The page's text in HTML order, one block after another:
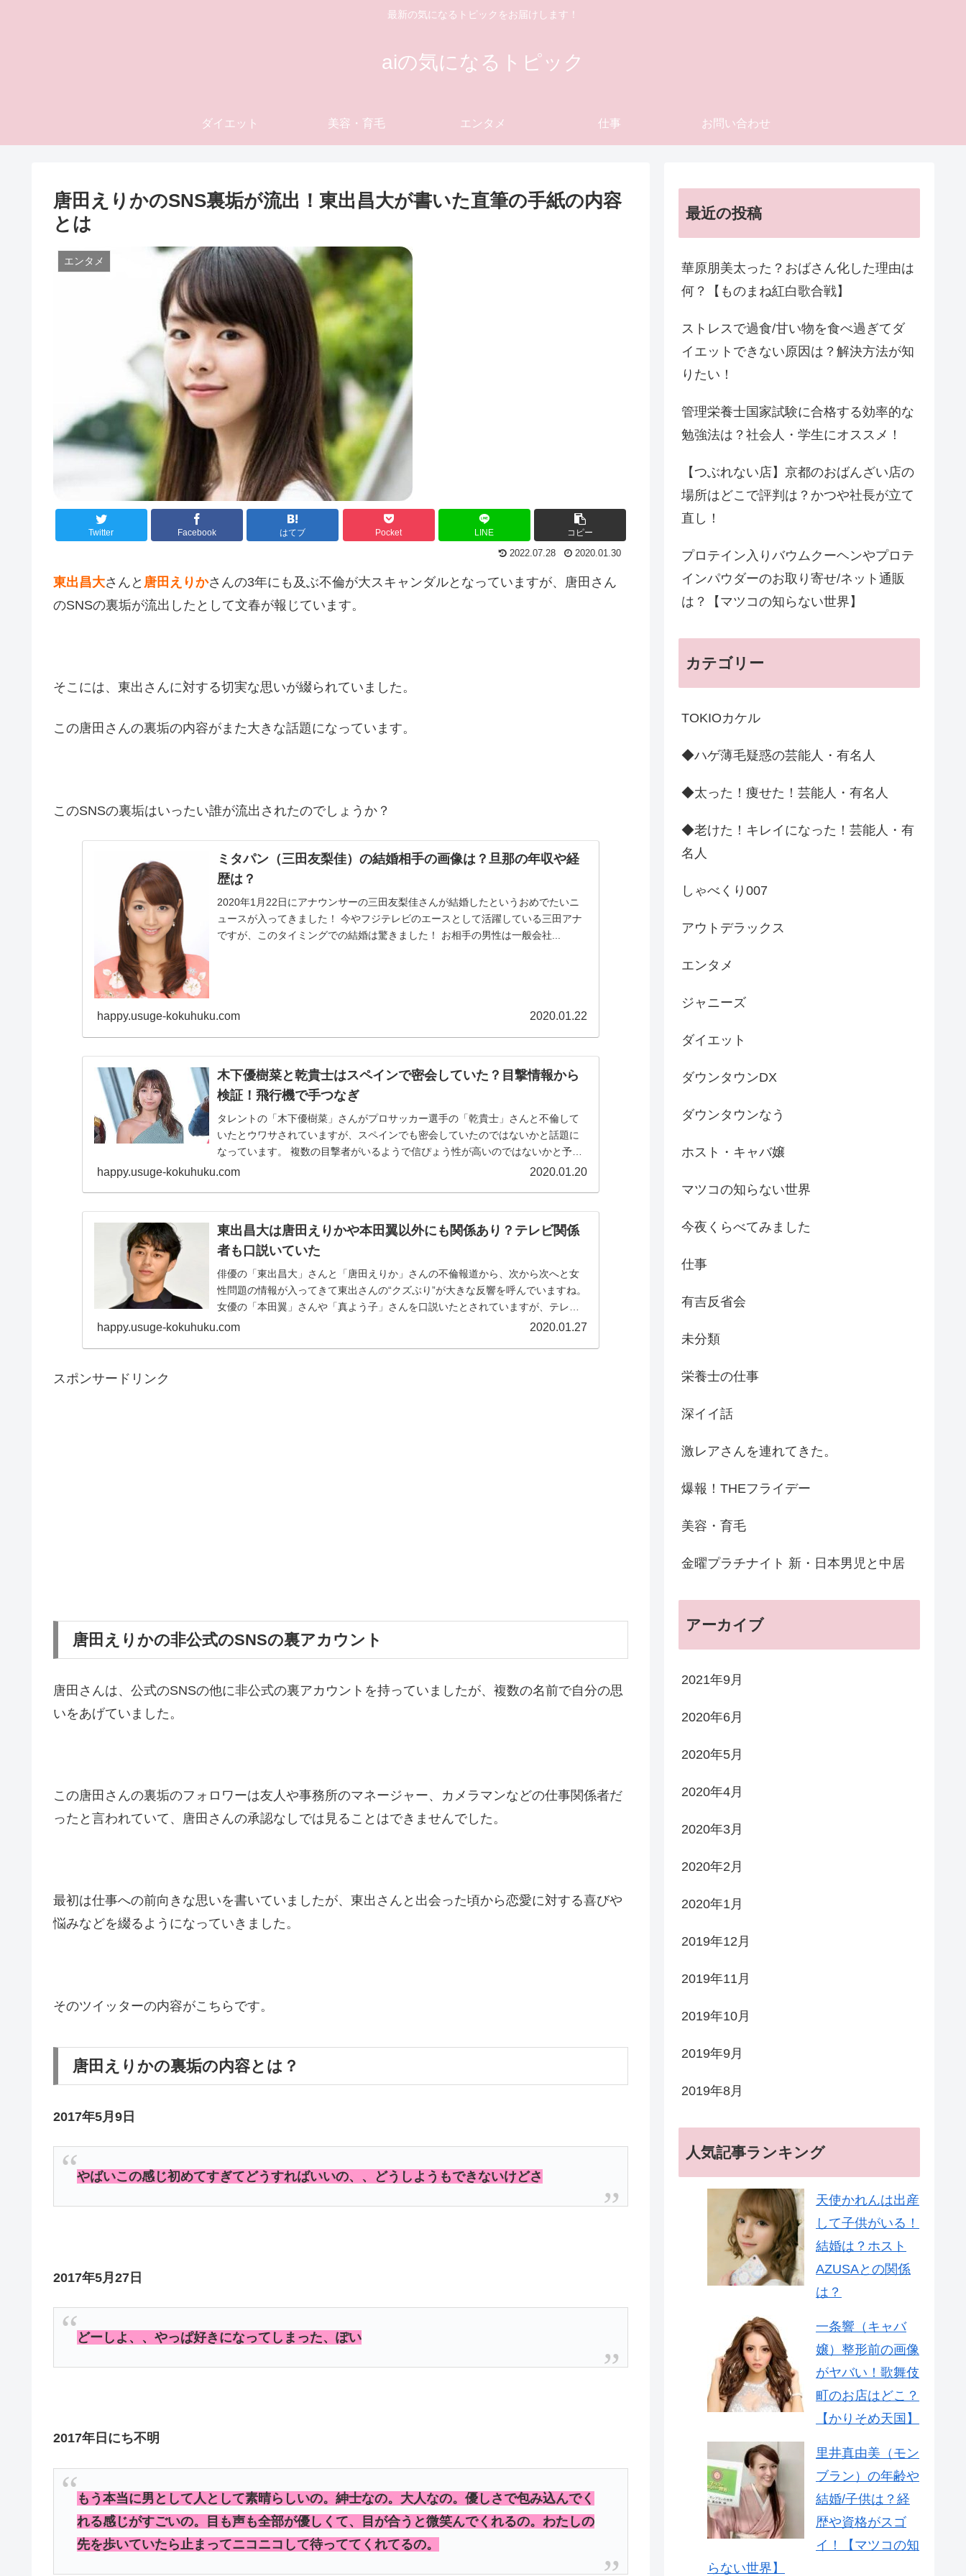
最新の気になるトピックをお届けします！
aiの気になるトピック
ダイエット 美容・育毛 エンタメ 仕事 お問い合わせ
唐田えりかのSNS裏垢が流出！東出昌大が書いた直筆の手紙の内容
とは
エンタメ
Twitter Facebook はてブ Pocket LINE コピー
2022.07.28 2020.01.30
東出昌大さんと 唐田えりかさんの3年にも及ぶ不倫が大スキャンダルとなっていますが、唐田さん
のSNSの裏垢が流出したとして文春が報じています。
そこには、東出さんに対する切実な思いが綴られていました。
この唐田さんの裏垢の内容がまた大きな話題になっています。
このSNSの裏垢はいったい誰が流出されたのでしょうか？
ミタパン（三田友梨佳）の結婚相手の画像は？旦那の年収や経
歴は？
2020年1月22日にアナウンサーの三田友梨佳さんが結婚したというおめでたいニ
ュースが入ってきました！ 今やフジテレビのエースとして活躍している三田アナ
ですが、このタイミングでの結婚は驚きました！ お相手の男性は一般会社...
happy.usuge-kokuhuku.com 2020.01.22
木下優樹菜と乾貴士はスペインで密会していた？目撃情報から
検証！飛行機で手つなぎ
タレントの「木下優樹菜」さんがプロサッカー選手の「乾貴士」さんと不倫して
いたとウワサされていますが、スペインでも密会していたのではないかと話題に
なっています。 複数の目撃者がいるようで信ぴょう性が高いのではないかと予想
されます...
happy.usuge-kokuhuku.com 2020.01.20
東出昌大は唐田えりかや本田翼以外にも関係あり？テレビ関係
者も口説いていた
俳優の「東出昌大」さんと「唐田えりか」さんの不倫報道から、次から次へと女
性問題の情報が入ってきて東出さんの“クズぶり”が大きな反響を呼んでいますね。
女優の「本田翼」さんや「真よう子」さんを口説いたとされていますが、テレビ
関係...
happy.usuge-kokuhuku.com 2020.01.27
スポンサードリンク
唐田えりかの非公式のSNSの裏アカウント
唐田さんは、公式のSNSの他に非公式の裏アカウントを持っていましたが、複数の名前で自分の思
いをあげていました。
この唐田さんの裏垢のフォロワーは友人や事務所のマネージャー、カメラマンなどの仕事関係者だ
ったと言われていて、唐田さんの承認なしでは見ることはできませんでした。
最初は仕事への前向きな思いを書いていましたが、東出さんと出会った頃から恋愛に対する喜びや
悩みなどを綴るようになっていきました。
そのツイッターの内容がこちらです。
唐田えりかの裏垢の内容とは？
2017年5月9日
やばいこの感じ初めてすぎてどうすればいいの、、どうしようもできないけどさ
2017年5月27日
どーしよ、、やっぱ好きになってしまった、ぽい
2017年日にち不明
もう本当に男として人として素晴らしいの。紳士なの。大人なの。優しさで包み込んでく
れる感じがすごいの。目も声も全部が優しくて、目が合うと微笑んでくれるの。わたしの
先を歩いていたら止まってニコニコして待っててくれてるの。
最近の投稿
華原朋美太った？おばさん化した理由は
何？【ものまね紅白歌合戦】
ストレスで過食/甘い物を食べ過ぎてダ
イエットできない原因は？解決方法が知
りたい！
管理栄養士国家試験に合格する効率的な
勉強法は？社会人・学生にオススメ！
【つぶれない店】京都のおばんざい店の
場所はどこで評判は？かつや社長が立て
直し！
プロテイン入りバウムクーヘンやプロテ
インパウダーのお取り寄せ/ネット通販
は？【マツコの知らない世界】
カテゴリー
TOKIOカケル
◆ハゲ薄毛疑惑の芸能人・有名人
◆太った！痩せた！芸能人・有名人
◆老けた！キレイになった！芸能人・有
名人
しゃべくり007
アウトデラックス
エンタメ
ジャニーズ
ダイエット
ダウンタウンDX
ダウンタウンなう
ホスト・キャバ嬢
マツコの知らない世界
今夜くらべてみました
仕事
有吉反省会
未分類
栄養士の仕事
深イイ話
激レアさんを連れてきた。
爆報！THEフライデー
美容・育毛
金曜プラチナイト 新・日本男児と中居
アーカイブ
2021年9月
2020年6月
2020年5月
2020年4月
2020年3月
2020年2月
2020年1月
2019年12月
2019年11月
2019年10月
2019年9月
2019年8月
人気記事ランキング
天使かれんは出産
して子供がいる！
結婚は？ホスト
AZUSAとの関係
は？
一条響（キャバ
嬢）整形前の画像
がヤバい！歌舞伎
町のお店はどこ？
【かりそめ天国】
里井真由美（モン
ブラン）の年齢や
結婚/子供は？経
歴や資格がスゴ
イ！【マツコの知
らない世界】